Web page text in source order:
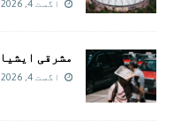
اگست 4, 2026
مشرقی
اگست 4, 2026